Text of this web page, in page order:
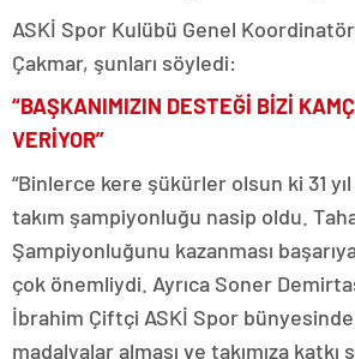
ASKİ Spor Kulübü Genel
Çakmar, şunları söyledi:
“BAŞKANIMIZIN DESTEĞİ BİZİ
VERİYOR”
“Binlerce kere şükürler olsun ki 31
takım şampiyonluğu nasip oldu.
Şampiyonluğunu kazanması
çok önemliydi. Ayrıca Soner
İbrahim Çiftçi ASKİ Spor bünyesinde
madalyalar alması ve takımıza katkı